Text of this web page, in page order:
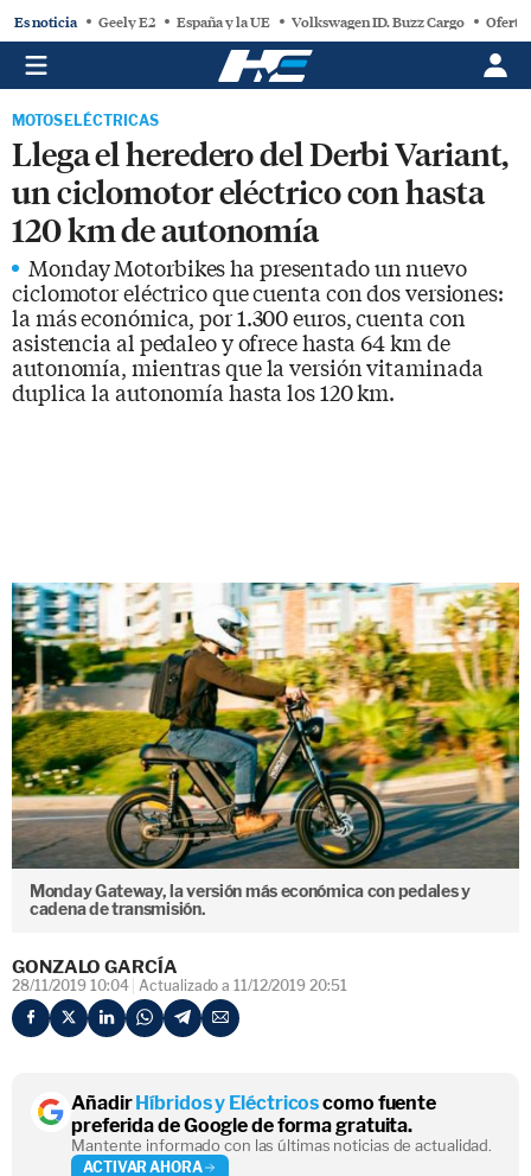
Es noticia Geely E2 España y la UE Volkswagen ID. Buzz Cargo
MOTOS ELÉCTRICAS
Llega el heredero del Derbi Variant,
un ciclomotor eléctrico con hasta
120 km de autonomía
Monday Motorbikes ha presentado un nuevo
ciclomotor eléctrico que cuenta con dos versiones:
la más económica, por 1.300 euros, cuenta con
asistencia al pedaleo y ofrece hasta 64 km de
autonomía, mientras que la versión vitaminada
duplica la autonomía hasta los 120 km.
Monday Gateway, la versión más económica con pedales y
cadena de transmisión.
GONZALO GARCÍA
28/11/2019 10:04 Actualizado a 11/12/2019 20:51
AñadirHíbridos y Eléctricoscomo fuente
preferida de Google de forma gratuita.
Mantente informado con las últimas noticias de actualidad.
ACTIVAR AHORA